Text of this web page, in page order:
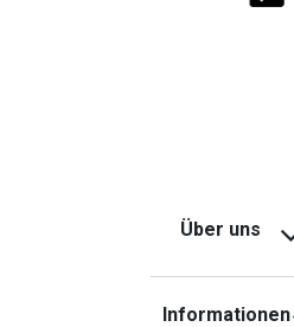
Über uns
Informationen